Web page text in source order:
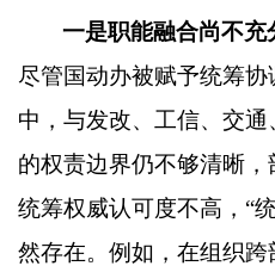
一是职能融合尚不充
尽管国动办被赋予统筹
中，与发改、工信、交
的权责边界仍不够清晰
统筹权威认可度不高， “
然存在。例如，在组织